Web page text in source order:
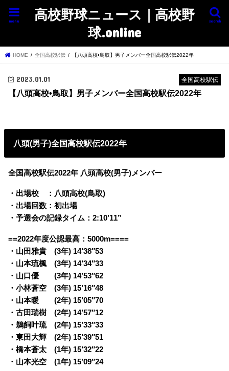
高校野球ニュース｜高校野
球.online
search
menu
HOME 全国高校駅伝 【八頭高校•鳥取】男子メンバー全国高校駅伝2022年
全国高校駅伝
2023.01.01
【八頭高校•鳥取】男子メンバー全国高校駅伝2022年
八頭(男子)全国高校駅伝2022年
全国高校駅伝2022年 八頭高校(男子)メンバー
・出場校 ：八頭高校(鳥取)
・出場回数：初出場
・予選会の記録タイム：2:10’11”
==2022年度公認最高：5000m====
・山田雅貴 (3年) 14’38″53
・山本琉楓 (3年) 14’34″33
・山口優 (3年) 14’53″62
・小林蒼空 (3年) 15’16″48
・山本暖 (2年) 15’05″70
・古田瑞樹 (2年) 14’57″12
・鵜飼叶琉 (2年) 15’33″33
・東田大輝 (2年) 15’39″51
・橋本蒼太 (1年) 15’32″22
・山本光空 (1年) 15’09″24